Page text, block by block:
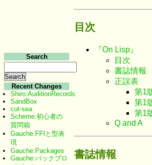
目次
『On Lisp』
目次
書誌情報
正誤表
第1
第1
第1
Q and A
書誌情報
Search
Recent Changes
Shiro:AuditionRecords
SandBox
cut-sea
Scheme:初心者の
質問箱
Gauche:FFIと型表
現
Gauche:Packages
Gauche:バックプロ